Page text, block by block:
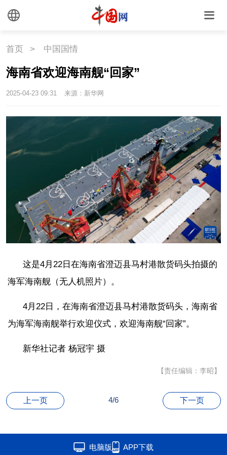
文创
时尚
悦读 民藏
国情
助残 一带一路
海洋 草原 湾区
联盟 心理 老年
首页 > 中国国情
海南省欢迎海南舰“回家”
2025-04-23 09:31 来源：新华网
这是4月22日在海南省澄迈县马村港散货码头拍摄的
海军海南舰（无人机照片）。
4月22日，在海南省澄迈县马村港散货码头，海南省
为海军海南舰举行欢迎仪式，欢迎海南舰“回家”。
新华社记者 杨冠宇 摄
【责任编辑：李昭】
上一页 4/6 下一页
电脑版 APP下载